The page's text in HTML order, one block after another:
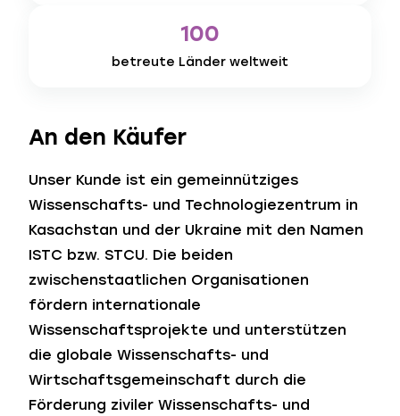
100
betreute Länder weltweit
An den Käufer
Unser Kunde ist ein gemeinnütziges
Wissenschafts- und Technologiezentrum in
Kasachstan und der Ukraine mit den Namen
ISTC bzw. STCU. Die beiden
zwischenstaatlichen Organisationen
fördern internationale
Wissenschaftsprojekte und unterstützen
die globale Wissenschafts- und
Wirtschaftsgemeinschaft durch die
Förderung ziviler Wissenschafts- und